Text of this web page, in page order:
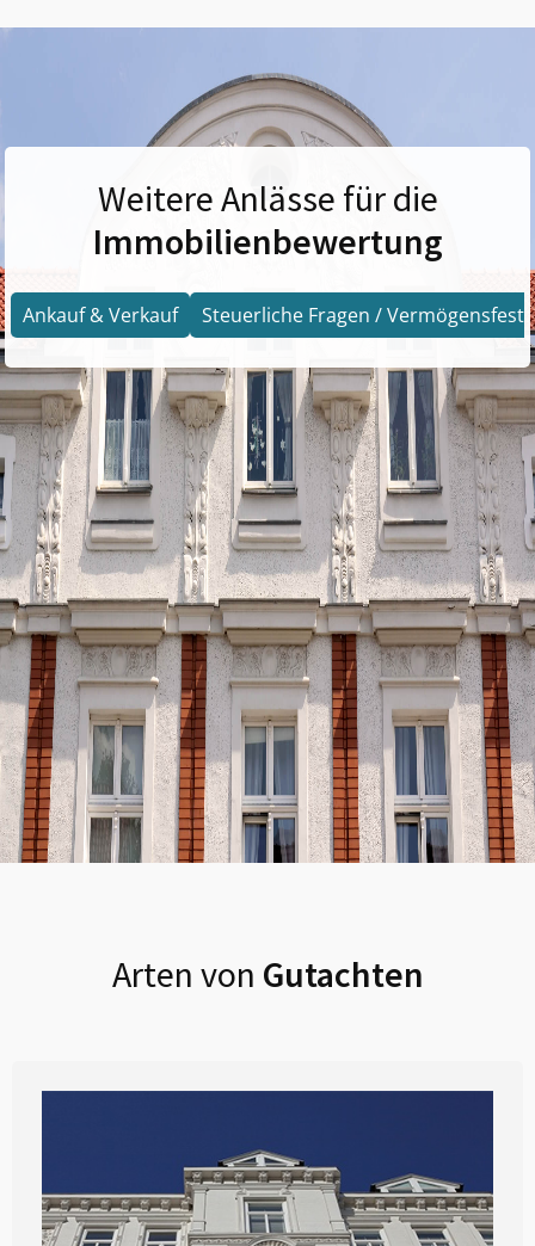
Weitere Anlässe für die
Immobilienbewertung
Ankauf & Verkauf Steuerliche Fragen /
Arten von Gutachten